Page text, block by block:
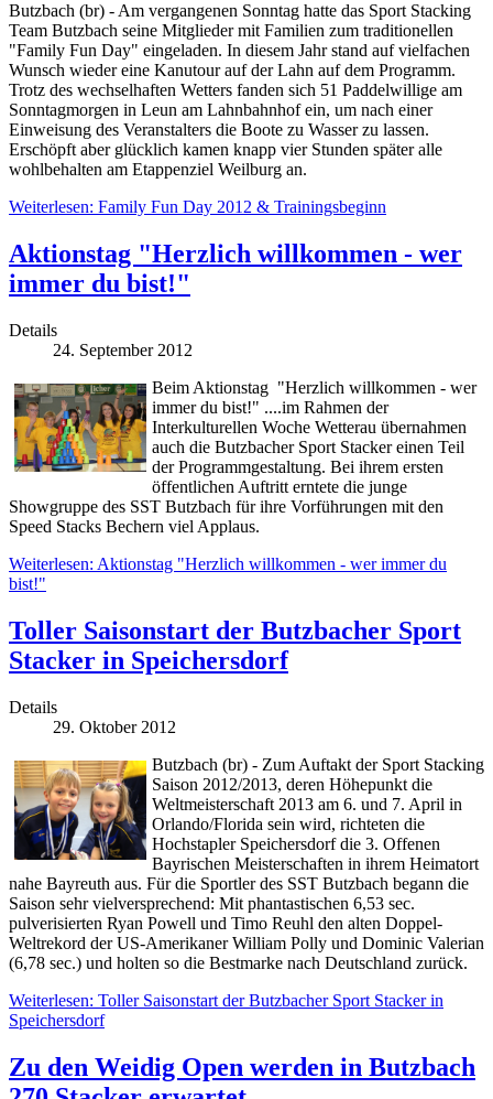
Butzbach (br) - Am vergangenen Sonntag hatte das Sport Stacking
Team Butzbach seine Mitglieder mit Familien zum traditionellen
"Family Fun Day" eingeladen. In diesem Jahr stand auf vielfachen
Wunsch wieder eine Kanutour auf der Lahn auf dem Programm.
Trotz des wechselhaften Wetters fanden sich 51 Paddelwillige am
Sonntagmorgen in Leun am Lahnbahnhof ein, um nach einer
Einweisung des Veranstalters die Boote zu Wasser zu lassen.
Erschöpft aber glücklich kamen knapp vier Stunden später alle
wohlbehalten am Etappenziel Weilburg an.
Weiterlesen: Family Fun Day 2012 & Trainingsbeginn
Aktionstag "Herzlich willkommen - wer
immer du bist!"
Details
24. September 2012
Beim Aktionstag "Herzlich willkommen - wer
immer du bist!" ....im Rahmen der
Interkulturellen Woche Wetterau übernahmen
auch die Butzbacher Sport Stacker einen Teil
der Programmgestaltung. Bei ihrem ersten
öffentlichen Auftritt erntete die junge
Showgruppe des SST Butzbach für ihre Vorführungen mit den
Speed Stacks Bechern viel Applaus.
Weiterlesen: Aktionstag "Herzlich willkommen - wer immer du
bist!"
Toller Saisonstart der Butzbacher Sport
Stacker in Speichersdorf
Details
29. Oktober 2012
Butzbach (br) - Zum Auftakt der Sport Stacking
Saison 2012/2013, deren Höhepunkt die
Weltmeisterschaft 2013 am 6. und 7. April in
Orlando/Florida sein wird, richteten die
Hochstapler Speichersdorf die 3. Offenen
Bayrischen Meisterschaften in ihrem Heimatort
nahe Bayreuth aus. Für die Sportler des SST Butzbach begann die
Saison sehr vielversprechend: Mit phantastischen 6,53 sec.
pulverisierten Ryan Powell und Timo Reuhl den alten Doppel-
Weltrekord der US-Amerikaner William Polly und Dominic Valerian
(6,78 sec.) und holten so die Bestmarke nach Deutschland zurück.
Weiterlesen: Toller Saisonstart der Butzbacher Sport Stacker in
Speichersdorf
Zu den Weidig Open werden in Butzbach